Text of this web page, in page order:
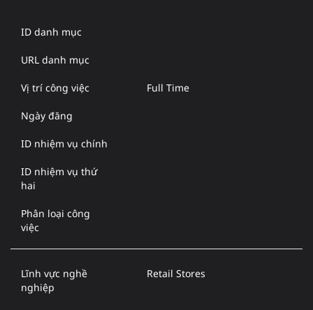
ID danh mục
URL danh mục
Vị trí công việc Full Time
Ngày đăng
ID nhiệm vụ chính
ID nhiệm vụ thứ
hai
Phân loại công
việc
Lĩnh vực nghề
nghiệp
Retail Stores